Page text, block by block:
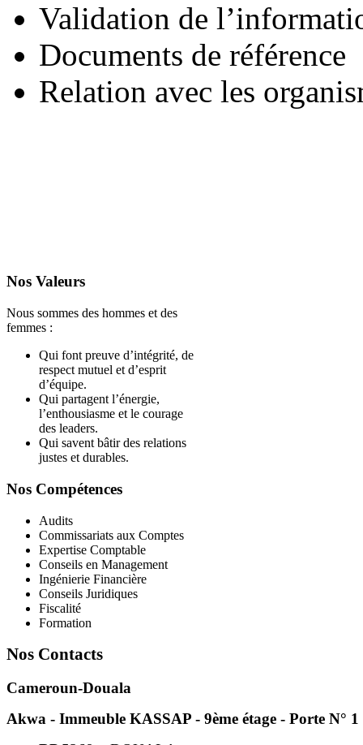
Validation de
Documents de référence
Relation avec les
Nos Valeurs
Nous sommes des hommes et des
femmes :
Qui font preuve d’intégrité, de
respect mutuel et d’esprit
d’équipe.
Qui partagent l’énergie,
l’enthousiasme et le courage
des leaders.
Qui savent bâtir des relations
justes et durables.
Nos Compétences
Audits
Commissariats aux Comptes
Expertise Comptable
Conseils en Management
Ingénierie Financière
Conseils Juridiques
Fiscalité
Formation
Nos Contacts
Cameroun-Douala
Akwa - Immeuble KASSAP - 9ème étage - Porte N° 1